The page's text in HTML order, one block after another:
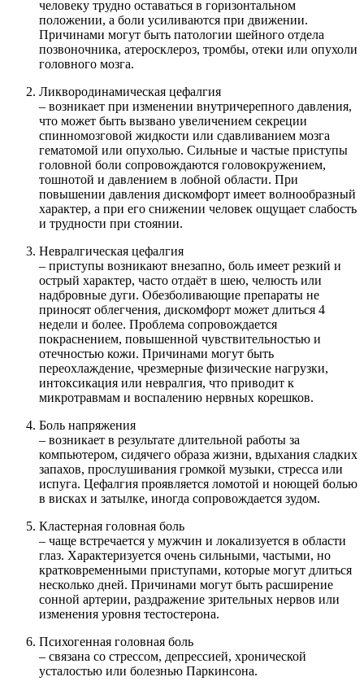
человеку трудно оставаться в горизонтальном
положении, а боли усиливаются при движении.
Причинами могут быть патологии шейного отдела
позвоночника, атеросклероз, тромбы, отеки или опухоли
головного мозга.
Ликвородинамическая цефалгия
– возникает при изменении внутричерепного давления,
что может быть вызвано увеличением секреции
спинномозговой жидкости или сдавливанием мозга
гематомой или опухолью. Сильные и частые приступы
головной боли сопровождаются головокружением,
тошнотой и давлением в лобной области. При
повышении давления дискомфорт имеет волнообразный
характер, а при его снижении человек ощущает слабость
и трудности при стоянии.
Невралгическая цефалгия
– приступы возникают внезапно, боль имеет резкий и
острый характер, часто отдаёт в шею, челюсть или
надбровные дуги. Обезболивающие препараты не
приносят облегчения, дискомфорт может длиться 4
недели и более. Проблема сопровождается
покраснением, повышенной чувствительностью и
отечностью кожи. Причинами могут быть
переохлаждение, чрезмерные физические нагрузки,
интоксикация или невралгия, что приводит к
микротравмам и воспалению нервных корешков.
Боль напряжения
– возникает в результате длительной работы за
компьютером, сидячего образа жизни, вдыхания сладких
запахов, прослушивания громкой музыки, стресса или
испуга. Цефалгия проявляется ломотой и ноющей болью
в висках и затылке, иногда сопровождается зудом.
Кластерная головная боль
– чаще встречается у мужчин и локализуется в области
глаз. Характеризуется очень сильными, частыми, но
кратковременными приступами, которые могут длиться
несколько дней. Причинами могут быть расширение
сонной артерии, раздражение зрительных нервов или
изменения уровня тестостерона.
Психогенная головная боль
– связана со стрессом, депрессией, хронической
усталостью или болезнью Паркинсона.